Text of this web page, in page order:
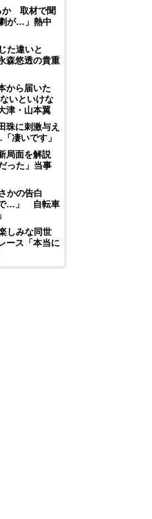
か 取材で聞
が…」熱中
た違いと
森悠透の貴重
から届いた
いといけな
津・山本翼
珠に刺激与え
凄いです」
局面を解説
った」当事
かの告白
で…」 自転車
しみな同世
ース「本当に